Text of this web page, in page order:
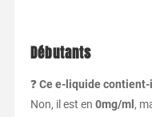
Débutants
❓Ce e-liquide
Non, il est en 0mg/ml ,